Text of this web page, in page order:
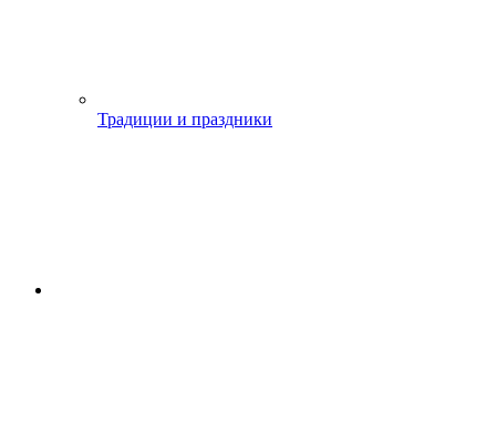
Традиции и праздники